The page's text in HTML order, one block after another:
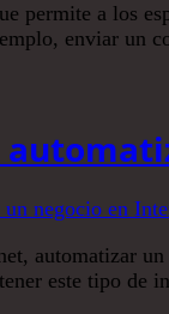
permite a los
enviar un
automatizar
este tipo de